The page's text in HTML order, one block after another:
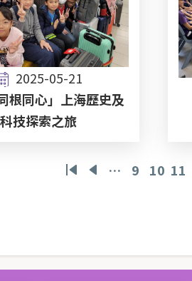
2025-05-21
根同心」上海歷史及
科技探索之旅
FirstPrevious
…
頁
9
頁
10
頁
11